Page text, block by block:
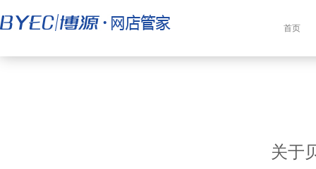
首页
关于